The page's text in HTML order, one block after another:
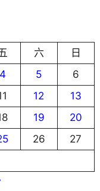
六
日
4 5
6
12
13
19
20
26
27